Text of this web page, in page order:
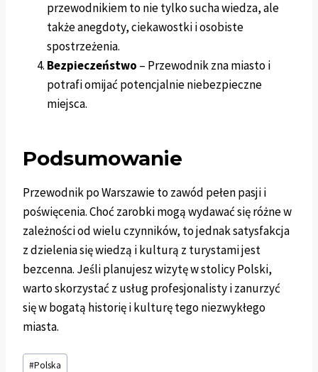
przewodnikiem to nie tylko sucha wiedza, ale
także anegdoty, ciekawostki i osobiste
spostrzeżenia.
Bezpieczeństwo – Przewodnik zna miasto i
potrafi omijać potencjalnie niebezpieczne
miejsca.
Podsumowanie
Przewodnik po Warszawie to zawód pełen pasji i
poświęcenia. Choć zarobki mogą wydawać się różne w
zależności od wielu czynników, to jednak satysfakcja
z dzielenia się wiedzą i kulturą z turystami jest
bezcenna. Jeśli planujesz wizytę w stolicy Polski,
warto skorzystać z usług profesjonalisty i zanurzyć
się w bogatą historię i kulturę tego niezwykłego
miasta.
Tagi
#Polska